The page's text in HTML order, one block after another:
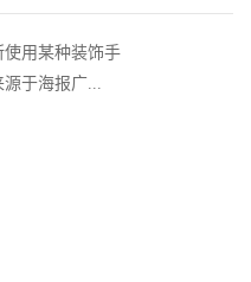
用某种装饰手
于海报广...